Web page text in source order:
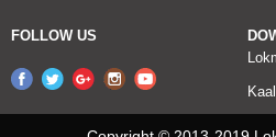
FOLLOW US